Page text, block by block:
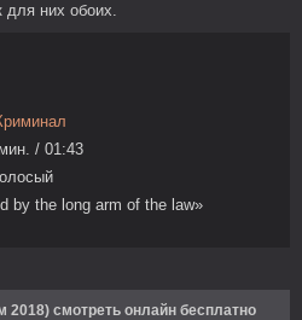
для них обоих.
/ 01:43
by the long arm of the law»
смотреть онлайн бесплатно